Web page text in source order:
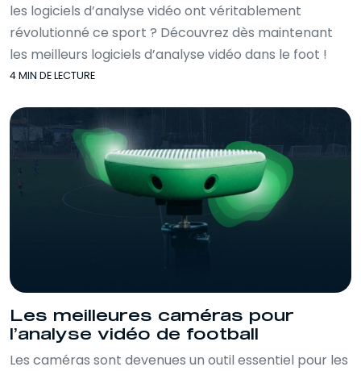
vidéo, immersion football, formation
professionnelle football, carrière
analyste vidéo, recrutement football,
données tactiques, analyse des matchs,
football, évolution carrière football.
les logiciels d’analyse vidéo ont véritablement
révolutionné ce sport ? Découvrez dès maintenant
les meilleurs logiciels d’analyse vidéo dans le foot !
4 MIN DE LECTURE
Les meilleures caméras pour
l’analyse vidéo de football
Les caméras sont devenues un outil essentiel pour les